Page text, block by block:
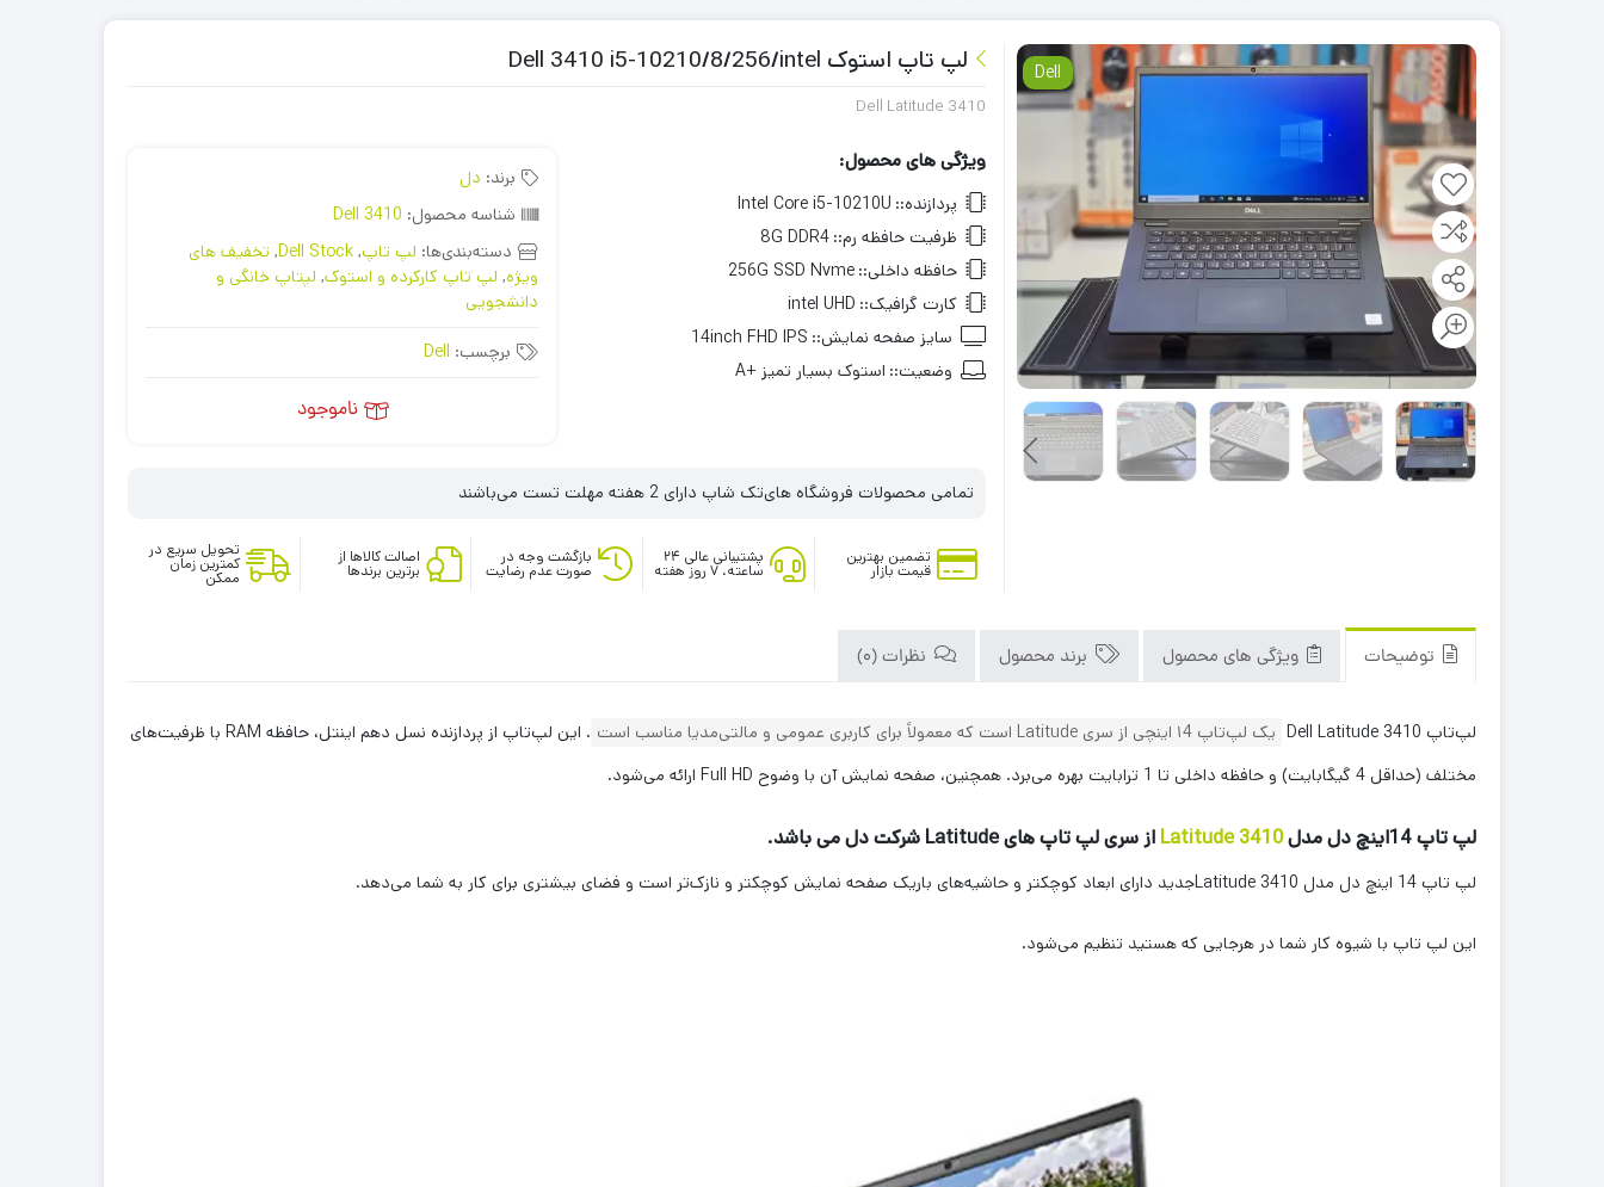
Dell لپ تاپ استوک Dell 3410 i5-10210/8/256/intel
Dell Latitude 3410
ویژگی های محصول:
پردازنده:: Intel Core i5-10210U
ظرفیت حافظه رم:: 8G DDR4
حافظه داخلی:: 256G SSD Nvme
کارت گرافیک:: intel UHD
سایز صفحه نمایش:: 14inch FHD IPS
وضعیت:: استوک بسیار تمیز +A
برند: دل
شناسه محصول: Dell 3410
دسته‌بندی‌ها: لپ تاپ,
Dell Stock
, تخفیف های
ویژه, لپ تاپ کارکرده و استوک, لپتاپ خانگی و
دانشجویی
برچسب: Dell
ناموجود
تمامی محصولات فروشگاه های‌تک شاپ دارای 2 هفته مهلت تست می‌باشند
تضمین بهترین
قیمت بازار
پشتیبانی عالی ۲۴
ساعته، ۷ روز هفته
بازگشت وجه در
صورت عدم رضایت
اصالت کالاها از
برترین برندها
تحویل سریع در
کمترین زمان
ممکن
توضیحات ویژگی های محصول برند محصول نظرات (0)
لپ‌تاپ Dell Latitude 3410 یک لپ‌تاپ ۱4 اینچی از سری Latitude است که معمولاً برای کاربری عمومی و مالتی‌مدیا مناسب است .
این لپ‌تاپ از پردازنده نسل دهم اینتل، حافظه RAM با ظرفیت‌های
مختلف (حداقل 4 گیگابایت) و حافظه داخلی تا 1 ترابایت بهره می‌برد.
همچنین، صفحه نمایش آن با وضوح Full HD ارائه می‌شود.
لپ تاپ 14اینچ دل مدل Latitude 3410 از سری لپ تاپ هایLatitude شرکت دل می باشد.
لپ تاپ 14 اینچ دل مدل Latitude 3410جدید دارای ابعاد کوچکتر و حاشیه‌های باریک صفحه نمایش کوچکتر و نازک‌تر است و فضای بیشتری برای کار به شما می‌دهد.
این لپ تاپ با شیوه کار شما در هرجایی که هستید تنظیم می‌شود.